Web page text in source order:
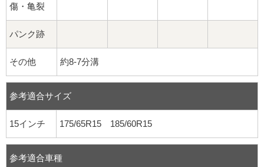
傷・亀裂
パンク跡
その他 約8-7分溝
参考適合サイズ
15インチ 175/65R15 185/60R15
参考適合車種